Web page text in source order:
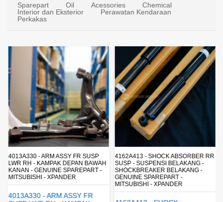
Sparepart Oil Acessories
Chemical
Interior dan Eksterior
Perawatan Kendaraan
Perkakas
4013A330 - ARM ASSY FR SUSP
LWR RH - KAMPAK DEPAN BAWAH
KANAN - GENUINE SPAREPART -
MITSUBISHI - XPANDER
4013A330 - ARM ASSY FR
4162A413 - SHOCK ABSORBER RR
SUSP - SUSPENSI BELAKANG -
SHOCKBREAKER BELAKANG -
GENUINE SPAREPART -
MITSUBISHI - XPANDER